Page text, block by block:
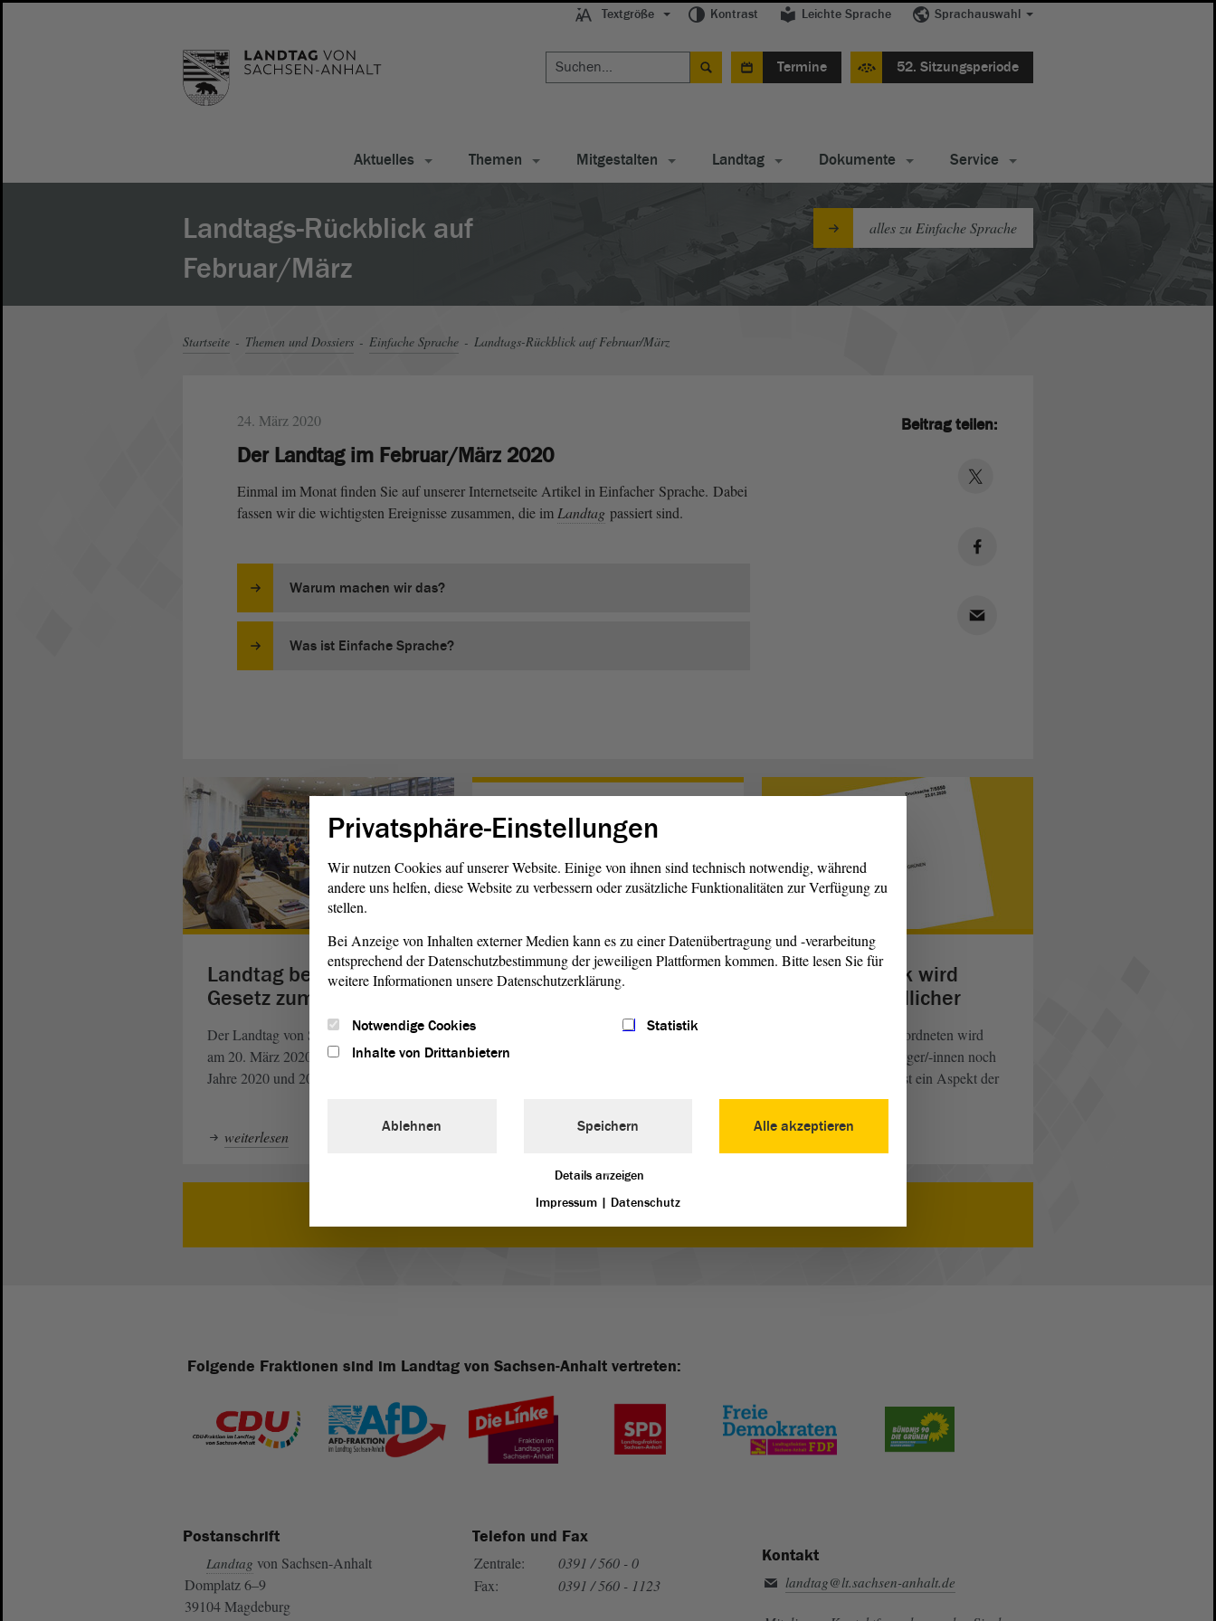
Textgröße Kontrast Leichte Sprache Sprachauswahl
Termine 52. Sitzungsperiode
Aktuelles Themen Mitgestalten Landtag Dokumente Service
Landtags-Rückblick auf
Februar/März
alles zu Einfache Sprache
Startseite Themen und Dossiers Einfache Sprache Landtags-Rückblick auf Februar/März
24. März 2020
Der Landtag im Februar/März 2020
Einmal im Monat finden Sie auf unserer Internetseite Artikel in Einfacher Sprache. Dabei
fassen wir die wichtigsten Ereignisse zusammen, die imLandtag passiert sind.
Warum machen wir das?
Was ist Einfache Sprache?
Beitrag teilen:
Landtag beschließt
Gesetz zum Haushalt
Der Landtag von Sachsen-Anhalt hat
am 20. März 2020 den Haushalt für die
Jahre 2020 und 2021 beschlossen.
weiterlesen
Corona-Virus schränkt
Arbeit im Landtag ein
Bis mindestens Ostern sind keine
Ausschüssen.
Landespolitik wird
bürgerfreundlicher
Die Arbeit der Abgeordneten wird
zukünftig für die Bürger/-innen noch
durchsichtiger. Das ist ein Aspekt der
Parlamentsreform.
weiterlesen
Zu unserem Archiv aus Texten in Einfacher Sprache
Folgende Fraktionen sind im Landtag von Sachsen-Anhalt vertreten:
Postanschrift
Landtag von Sachsen-Anhalt
Domplatz 6–9
39104 Magdeburg
Telefon und Fax
Zentrale:
0391 / 560 - 0
Fax:
0391 / 560 - 1123
Kontakt
landtag@lt.sachsen-anhalt.de
Privatsphäre-Einstellungen
Wir nutzen Cookies auf unserer Website. Einige von ihnen sind technisch notwendig, während
andere uns helfen, diese Website zu verbessern oder zusätzliche Funktionalitäten zur Verfügung zu
stellen.
Bei Anzeige von Inhalten externer Medien kann es zu einer Datenübertragung und -verarbeitung
entsprechend der Datenschutzbestimmung der jeweiligen Plattformen kommen. Bitte lesen Sie für
weitere Informationen unsere Datenschutzerklärung.
Notwendige Cookies
Statistik
Inhalte von Drittanbietern
Alle akzeptieren
Ablehnen Speichern
Details anzeigen
Impressum | Datenschutz